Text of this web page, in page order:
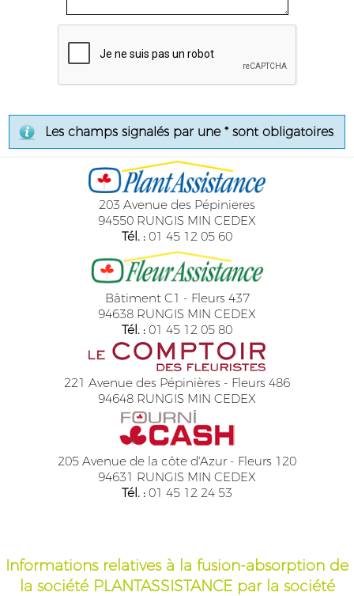
Les champs signalés par une * sont obligatoires
203 Avenue des Pépinieres
94550 RUNGIS MIN CEDEX
Tél. : 01 45 12 05 60
Bâtiment C1 - Fleurs 437
94638 RUNGIS MIN CEDEX
Tél. : 01 45 12 05 80
221 Avenue des Pépinières - Fleurs 486
94648 RUNGIS MIN CEDEX
205 Avenue de la côte d'Azur - Fleurs 120
94631 RUNGIS MIN CEDEX
Tél. : 01 45 12 24 53
Informations relatives à la fusion-absorption de
la société PLANTASSISTANCE par la société